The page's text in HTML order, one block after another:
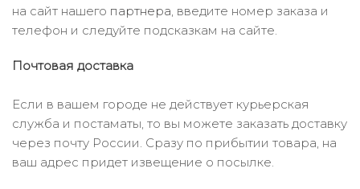
на сайт нашего партнера, введите номер заказа и
телефон и следуйте подсказкам на сайте.
Почтовая доставка
Если в вашем городе не действует курьерская
служба и постаматы, то вы можете заказать доставку
через почту России. Сразу по прибытии товара, на
ваш адрес придет извещение о посылке.